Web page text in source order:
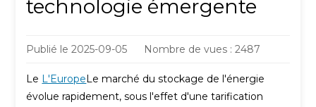
technologie émergente
Publié le2025-09-05 Nombre de vues : 2487
Le L'EuropeLe marché du stockage de l'énergie
évolue rapidement, sous l'effet d'une tarification